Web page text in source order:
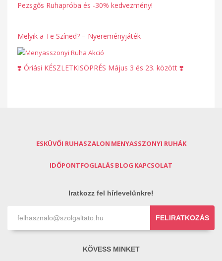
Pezsgős Ruhapróba és -30% kedvezmény!
Melyik a Te Színed? – Nyereményjáték
❣️ Óriási KÉSZLETKISÖPRÉS Május 3 és 23. között ❣️
ESKÜVŐI RUHASZALON MENYASSZONYI RUHÁK
IDŐPONTFOGLALÁS BLOG KAPCSOLAT
Iratkozz fel hírlevelünkre!
FELIRATKOZÁS
KÖVESS MINKET